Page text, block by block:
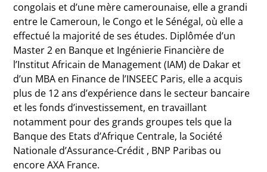
congolais et d’une mère camerounaise, elle a grandi
entre le Cameroun, le Congo et le Sénégal, où elle a
effectué la majorité de ses études. Diplômée d’un
Master 2 en Banque et Ingénierie Financière de
l’Institut Africain de Management (IAM) de Dakar et
d’un MBA en Finance de l’INSEEC Paris, elle a acquis
plus de 12 ans d’expérience dans le secteur bancaire
et les fonds d’investissement, en travaillant
notamment pour des grands groupes tels que la
Banque des Etats d’Afrique Centrale, la Société
Nationale d’Assurance-Crédit , BNP Paribas ou
encore AXA France.